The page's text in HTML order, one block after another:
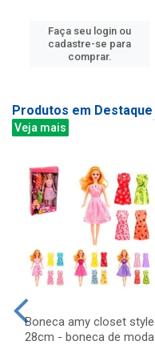
Faça seu login ou
cadastre-se para
comprar.
Produtos em Destaque
Veja mais
Boneca amy closet style
28cm - boneca de moda